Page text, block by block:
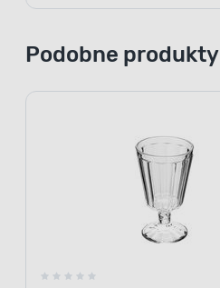
Podobne produkty